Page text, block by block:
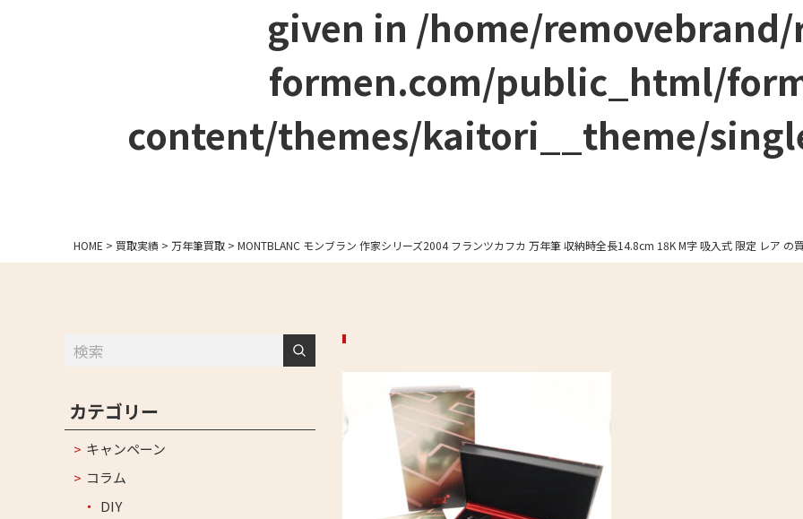
given in /home/removebrand/
formen.com/public_html/
content/themes/kaitori__theme/
HOME > 買取実績 > 万年筆買取 > MONTBLANC モンブラン 作家シリーズ2004 フランツカフカ 万年筆 収納時全長14.8cm 18K M字 吸入式 限定 レア の
カテゴリー
キャンペーン
コラム
DIY